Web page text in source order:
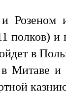
полков) и
в
Митаве